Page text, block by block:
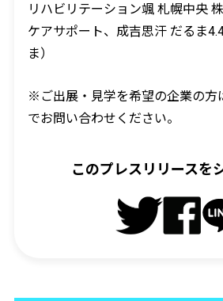
リハビリテーション颯 札幌中央
ケアサポート、成吉思汗 だるま
ま）
※ご出展・見学を希望の企業の方
でお問い合わせください。
このプレスリリースを